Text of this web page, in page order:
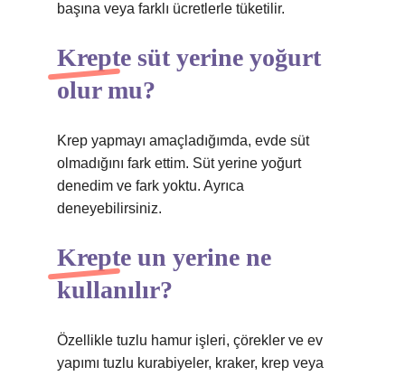
başına veya farklı ücretlerle tüketilir.
Krepte süt yerine yoğurt
olur mu?
Krep yapmayı amaçladığımda, evde süt
olmadığını fark ettim. Süt yerine yoğurt
denedim ve fark yoktu. Ayrıca
deneyebilirsiniz.
Krepte un yerine ne
kullanılır?
Özellikle tuzlu hamur işleri, çörekler ve ev
yapımı tuzlu kurabiyeler, kraker, krep veya